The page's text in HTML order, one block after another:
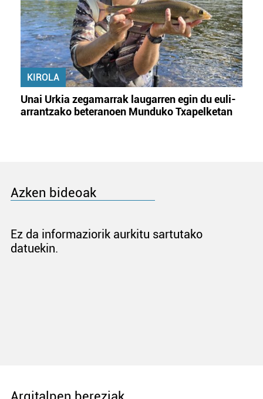
KIROLA
Unai Urkia zegamarrak laugarren egin du euli-
arrantzako beteranoen Munduko Txapelketan
Azken bideoak
Ez da informaziorik aurkitu sartutako
datuekin.